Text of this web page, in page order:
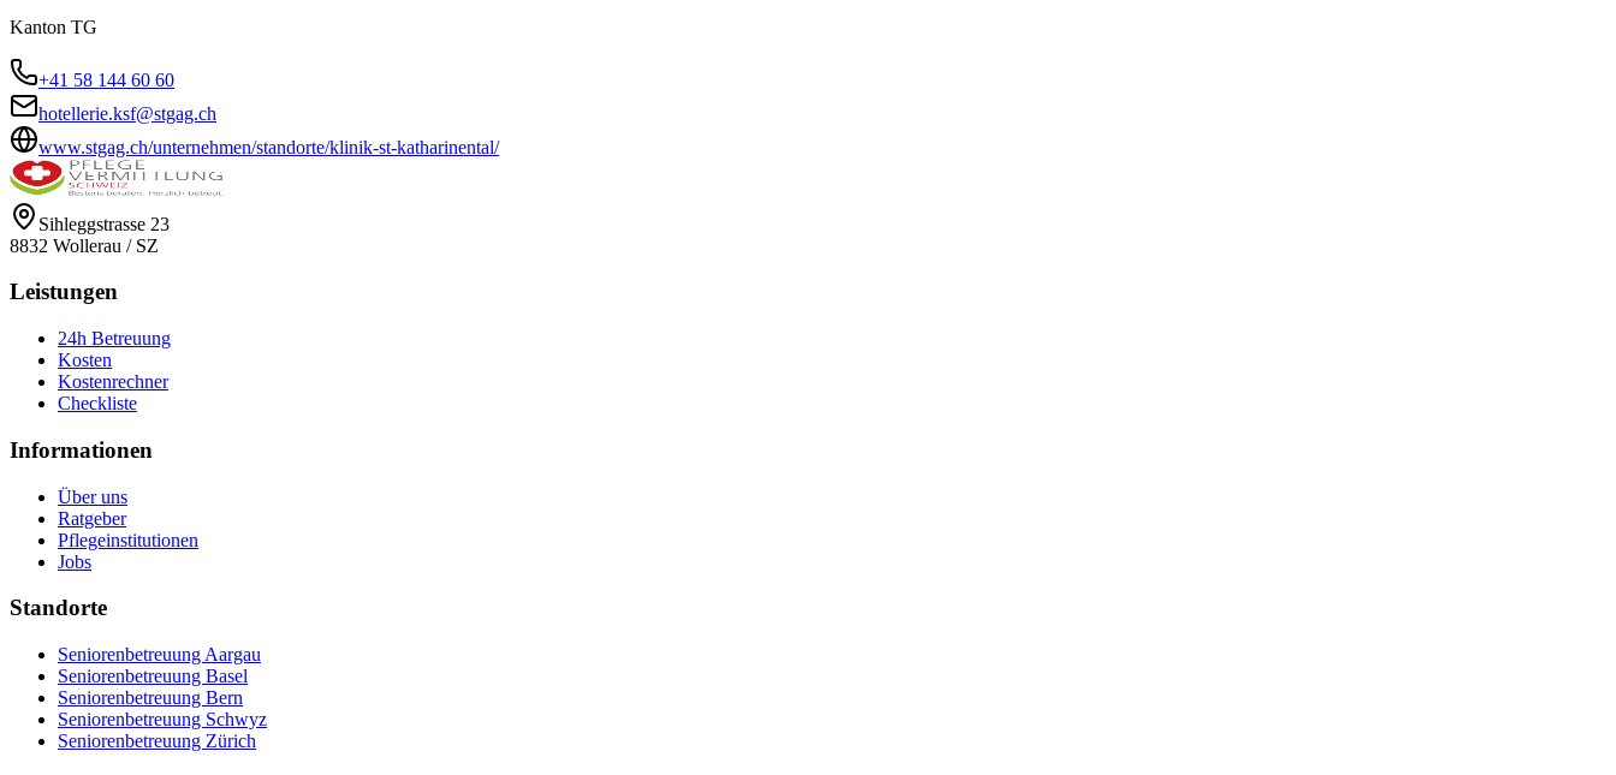
Kanton TG
+41 58 144 60 60
hotellerie.ksf@stgag.ch
www.stgag.ch/unternehmen/standorte/klinik-st-katharinental/
Sihleggstrasse 23
8832 Wollerau / SZ
Leistungen
24h Betreuung
Kosten
Kostenrechner
Checkliste
Informationen
Über uns
Ratgeber
Pflegeinstitutionen
Jobs
Standorte
Seniorenbetreuung Aargau
Seniorenbetreuung Basel
Seniorenbetreuung Bern
Seniorenbetreuung Schwyz
Seniorenbetreuung Zürich